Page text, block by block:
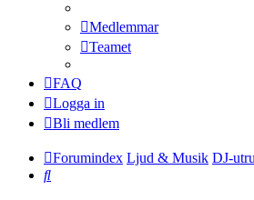
Medlemmar
Teamet
FAQ
Logga in
Bli medlem
Forumindex Ljud & Musik DJ-
Sök